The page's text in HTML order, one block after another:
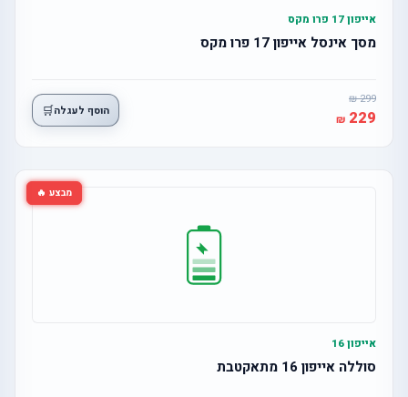
אייפון 17 פרו מקס
מסך אינסל אייפון 17 פרו מקס
299
229 הוסף לעגלה🛒
מבצע 🔥
אייפון 16
סוללה אייפון 16 מתאקטבת